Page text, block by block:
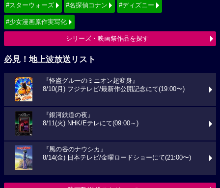
#スターウォーズ #名探偵コナン #ディズニー
#少女漫画原作実写化
シリーズ・映画祭作品を探す
必見！地上波放送リスト
『怪盗グルーのミニオン超変身』
8/10(月) フジテレビ/最新作公開記念にて(19:00〜)
『銀河鉄道の夜』
8/11(火) NHK/Eテレにて(09:00～)
『風の谷のナウシカ』
8/14(金) 日本テレビ/金曜ロードショーにて(21:00〜)